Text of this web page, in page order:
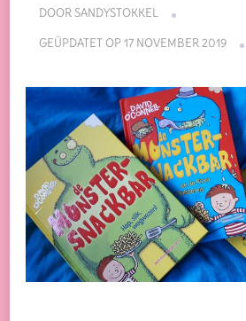
DOORSANDYSTOKKEL
GEÜPDATET OP17 NOVEMBER 2019